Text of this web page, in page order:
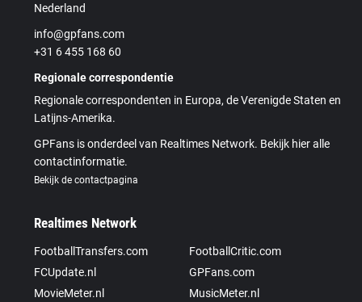
Nederland
info@gpfans.com
+31 6 455 168 60
Regionale correspondentie
Regionale correspondenten in Europa, de Verenigde Staten en
Latijns-Amerika.
GPFans is onderdeel van Realtimes Network. Bekijk hier alle
contactinformatie.
Bekijk de contactpagina
Realtimes Network
FootballTransfers.com
FootballCritic.com
FCUpdate.nl
GPFans.com
MovieMeter.nl
MusicMeter.nl